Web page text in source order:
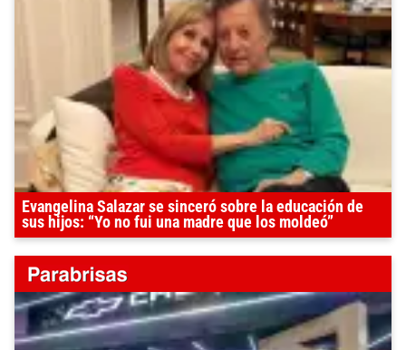
Evangelina Salazar se sinceró sobre la educación de
sus hijos: “Yo no fui una madre que los moldeó”